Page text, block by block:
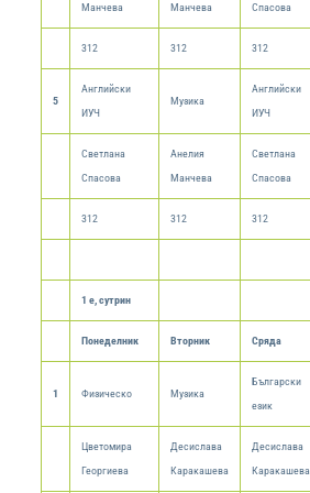
Манчева
Манчева
Спасова
312 312 312
5
Английски
ИУЧ
Музика
Английски
ИУЧ
Светлана
Спасова
Анелия
Манчева
Светлана
Спасова
312 312 312
1 е, сутрин
Понеделник Вторник Сряда
1 Физическо Музика
Български
език
Цветомира
Георгиева
Десислава
Каракашева
Десислава
Каракашева